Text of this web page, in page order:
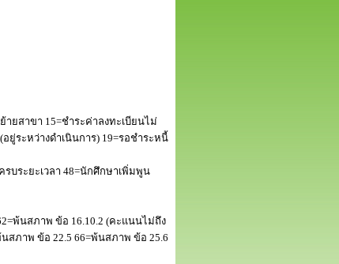
ยสาขา 15=ชำระค่าลงทะเบียนไม่
ระหว่างดำเนินการ) 19=รอชำระหนี้
รบระยะเวลา 48=นักศึกษาเพิ่มพูน
พ้นสภาพ ข้อ 16.10.2 (คะแนนไม่ถึง
สภาพ ข้อ 22.5 66=พ้นสภาพ ข้อ 25.6